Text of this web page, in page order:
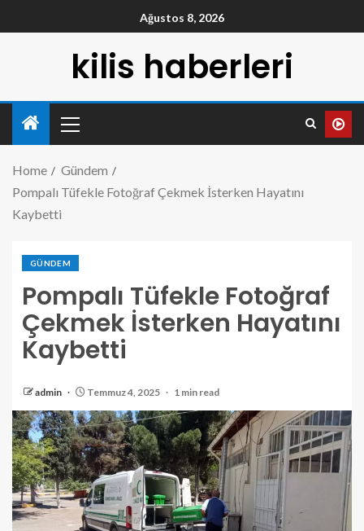
Ağustos 8, 2026
kilis haberleri
Home
Gündem
Pompalı Tüfekle Fotoğraf Çekmek İsterken Hayatını
Kaybetti
GÜNDEM
Pompalı Tüfekle Fotoğraf
Çekmek İsterken Hayatını
Kaybetti
admin Temmuz 4, 2025 1 min read